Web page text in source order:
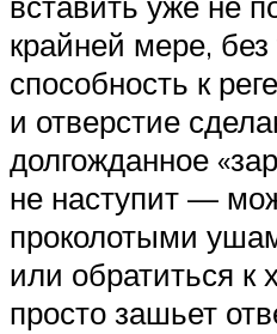
крайней мере,
способность к
и отверстие
долгожданное
не наступит —
проколотыми
или обратиться к
просто зашьет